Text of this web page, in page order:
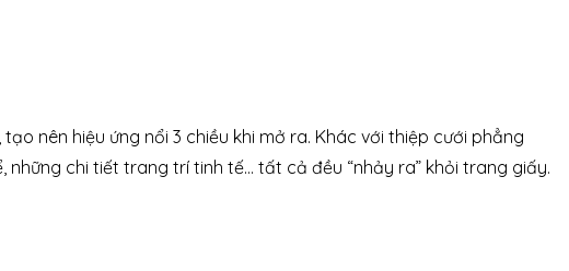
nên hiệu ứng nổi 3 chiều khi mở ra. Khác với thiệp cưới phẳng
chi tiết trang trí tinh tế… tất cả đều “nhảy ra” khỏi trang giấy.